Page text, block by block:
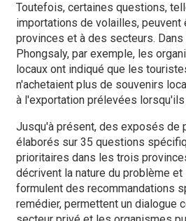
Toutefois, certaines questions,
importations de volailles, peuvent
provinces et à des secteurs. Dans
Phongsaly, par exemple, les
locaux ont indiqué que les
n'achetaient plus de souvenirs
à l'exportation prélevées
Jusqu'à présent, des exposés de
élaborés sur 35 questions
prioritaires dans les trois
décrivent la nature du problème
formulent des recommandations
remédier, permettent un dialogue